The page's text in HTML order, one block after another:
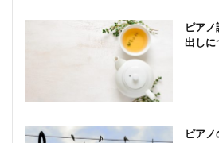
ピア
出しに
ピア